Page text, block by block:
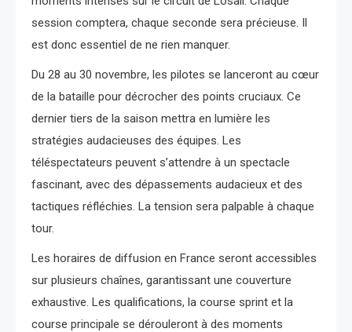
session comptera, chaque seconde sera précieuse. Il
est donc essentiel de ne rien manquer.
Du 28 au 30 novembre, les pilotes se lanceront au cœur
de la bataille pour décrocher des points cruciaux. Ce
dernier tiers de la saison mettra en lumière les
stratégies audacieuses des équipes. Les
téléspectateurs peuvent s’attendre à un spectacle
fascinant, avec des dépassements audacieux et des
tactiques réfléchies. La tension sera palpable à chaque
tour.
Les horaires de diffusion en France seront accessibles
sur plusieurs chaînes, garantissant une couverture
exhaustive. Les qualifications, la course sprint et la
course principale se dérouleront à des moments